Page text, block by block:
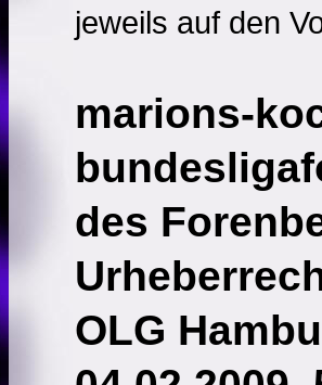
jeweils auf den
marions-
des
OLG